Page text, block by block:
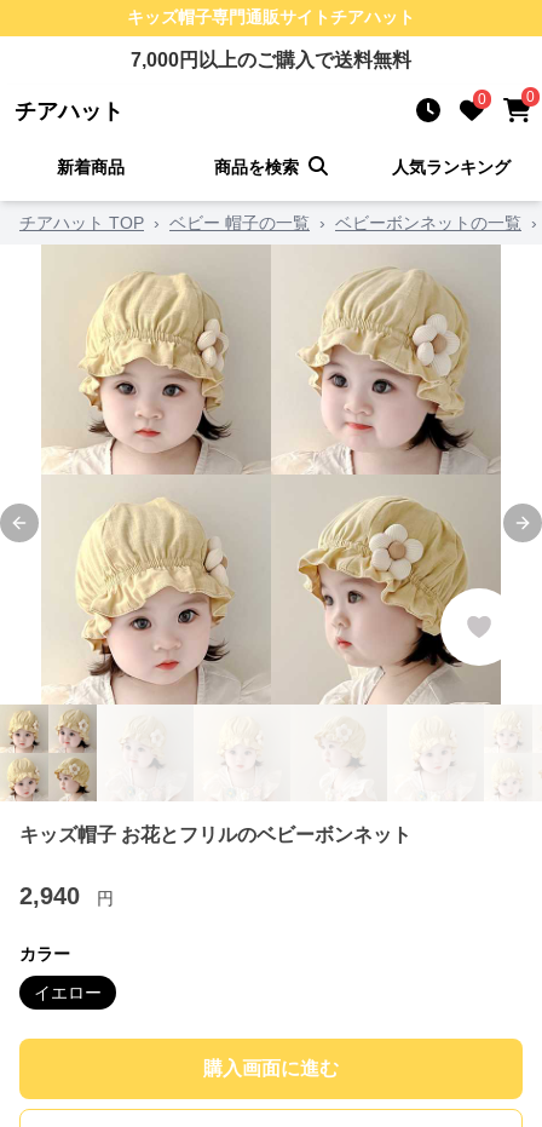
キッズ帽子専門通販サイトチアハット
7,000円以上のご購入で送料無料
チアハット 0 0
新着商品 商品を検索 人気ランキング
チアハット TOP › ベビー 帽子の一覧 › ベビーボンネットの一覧 ›
Previous slide
キッズ帽子 お花とフリルのベビーボンネット
2,940 円
カラー
イエロー
購入画面に進む